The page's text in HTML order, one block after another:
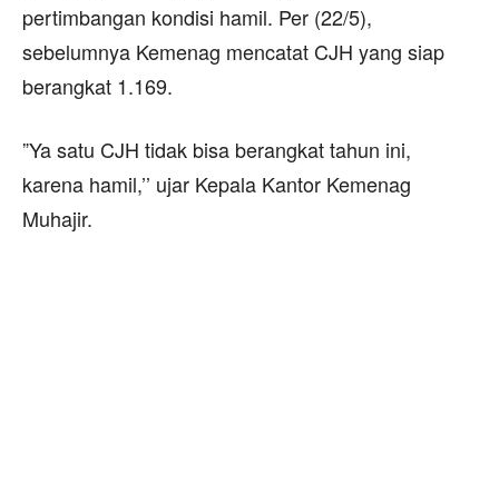
pertimbangan kondisi hamil. Per (22/5),
sebelumnya Kemenag mencatat CJH yang siap
berangkat 1.169.
”Ya satu CJH tidak bisa berangkat tahun ini,
karena hamil,’’ ujar Kepala Kantor Kemenag
Muhajir.